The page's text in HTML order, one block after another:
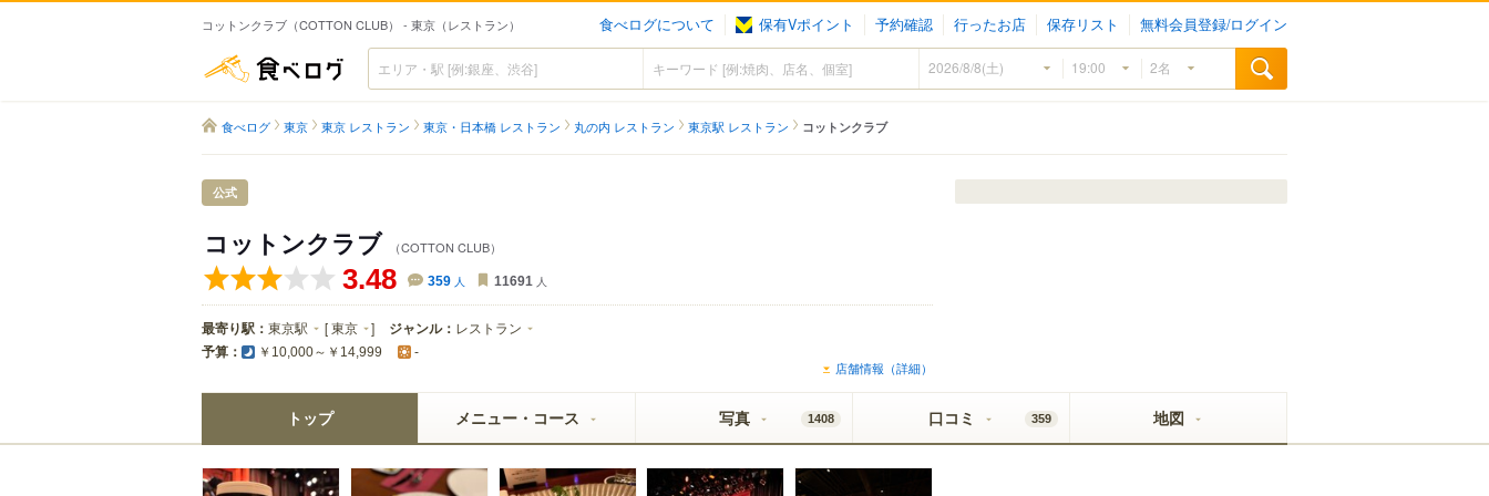
コットンクラブ（COTTON CLUB） - 東京（レストラン） 食べログについて 保有Vポイント 予約確認 行ったお店 保存リスト 無料会員登録/ログイン
食べログ
食べログ 東京 東京 レストラン 東京・日本橋 レストラン 丸の内 レストラン 東京駅 レストラン コットンクラブ
公式
コットンクラブ （COTTON CLUB）
3.48 359 人 11691 人
最寄り駅： 東京駅 [東京 ] ジャンル： レストラン
予算： ￥10,000～￥14,999 -
店舗情報（詳細）
トップ メニュー・コース 写真 1408 口コミ 359 地図